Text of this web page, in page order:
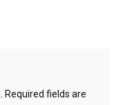
Required fields are